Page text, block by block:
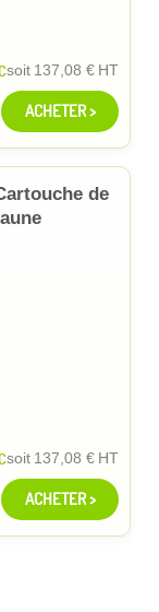
soit 137,08 € HT
ACHETER >
de
soit 137,08 € HT
ACHETER >